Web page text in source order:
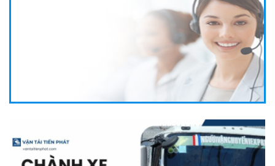
DỊCH VỤ VẬN CHUYỂN HÀNG ĐÔNG LẠNH GIÁ RẺ GIAO
TRONG 1 NGÀY VỚI VẬN TẢI TIẾN PHÁT